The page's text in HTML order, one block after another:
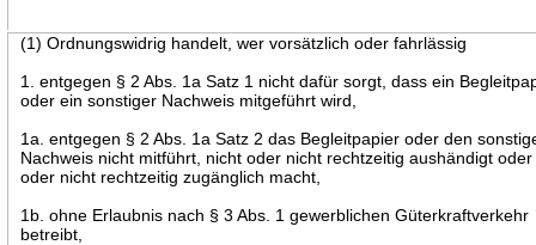
(1) Ordnungswidrig handelt, wer vorsätzlich oder fahrlässig
1. entgegen § 2 Abs. 1a Satz 1 nicht dafür sorgt, dass ein
oder ein sonstiger Nachweis mitgeführt wird,
1a. entgegen § 2 Abs. 1a Satz 2 das Begleitpapier oder den
Nachweis nicht mitführt, nicht oder nicht rechtzeitig aushändigt
oder nicht rechtzeitig zugänglich macht,
1b. ohne Erlaubnis nach § 3 Abs. 1 gewerblichen Güterkraftverkehr
betreibt,